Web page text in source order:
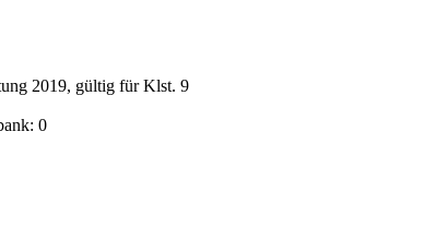
2019, gültig für Klst. 9
0